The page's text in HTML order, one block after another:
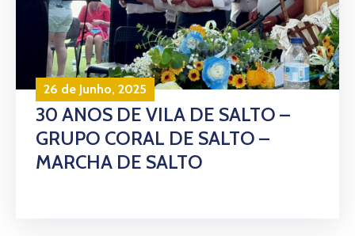
26 de Junho, 2025
30 ANOS DE VILA DE SALTO –
GRUPO CORAL DE SALTO –
MARCHA DE SALTO